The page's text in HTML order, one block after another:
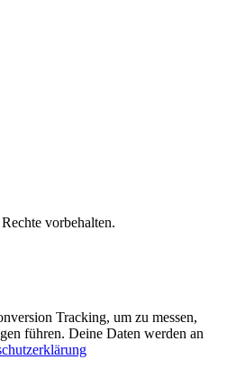
vorbehalten.
Tracking, um zu messen,
führen. Deine Daten werden an